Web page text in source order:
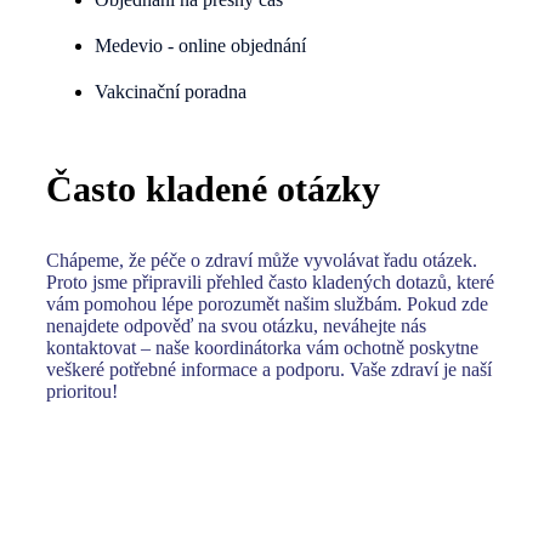
Medevio - online objednání
Vakcinační poradna
Často kladené otázky
Chápeme, že péče o zdraví může vyvolávat řadu otázek.
Proto jsme připravili přehled často kladených dotazů, které
vám pomohou lépe porozumět našim službám. Pokud zde
nenajdete odpověď na svou otázku, neváhejte nás
kontaktovat – naše koordinátorka vám ochotně poskytne
veškeré potřebné informace a podporu. Vaše zdraví je naší
prioritou!